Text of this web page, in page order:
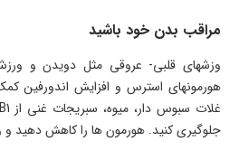
مراقب بدن خود باشید
وزش­های قلبی- عروقی مثل دویدن و
هورمون­های استرس و افزایش اندورفین
جلوگیری کنید. هورمون ها را کاهش دهید و